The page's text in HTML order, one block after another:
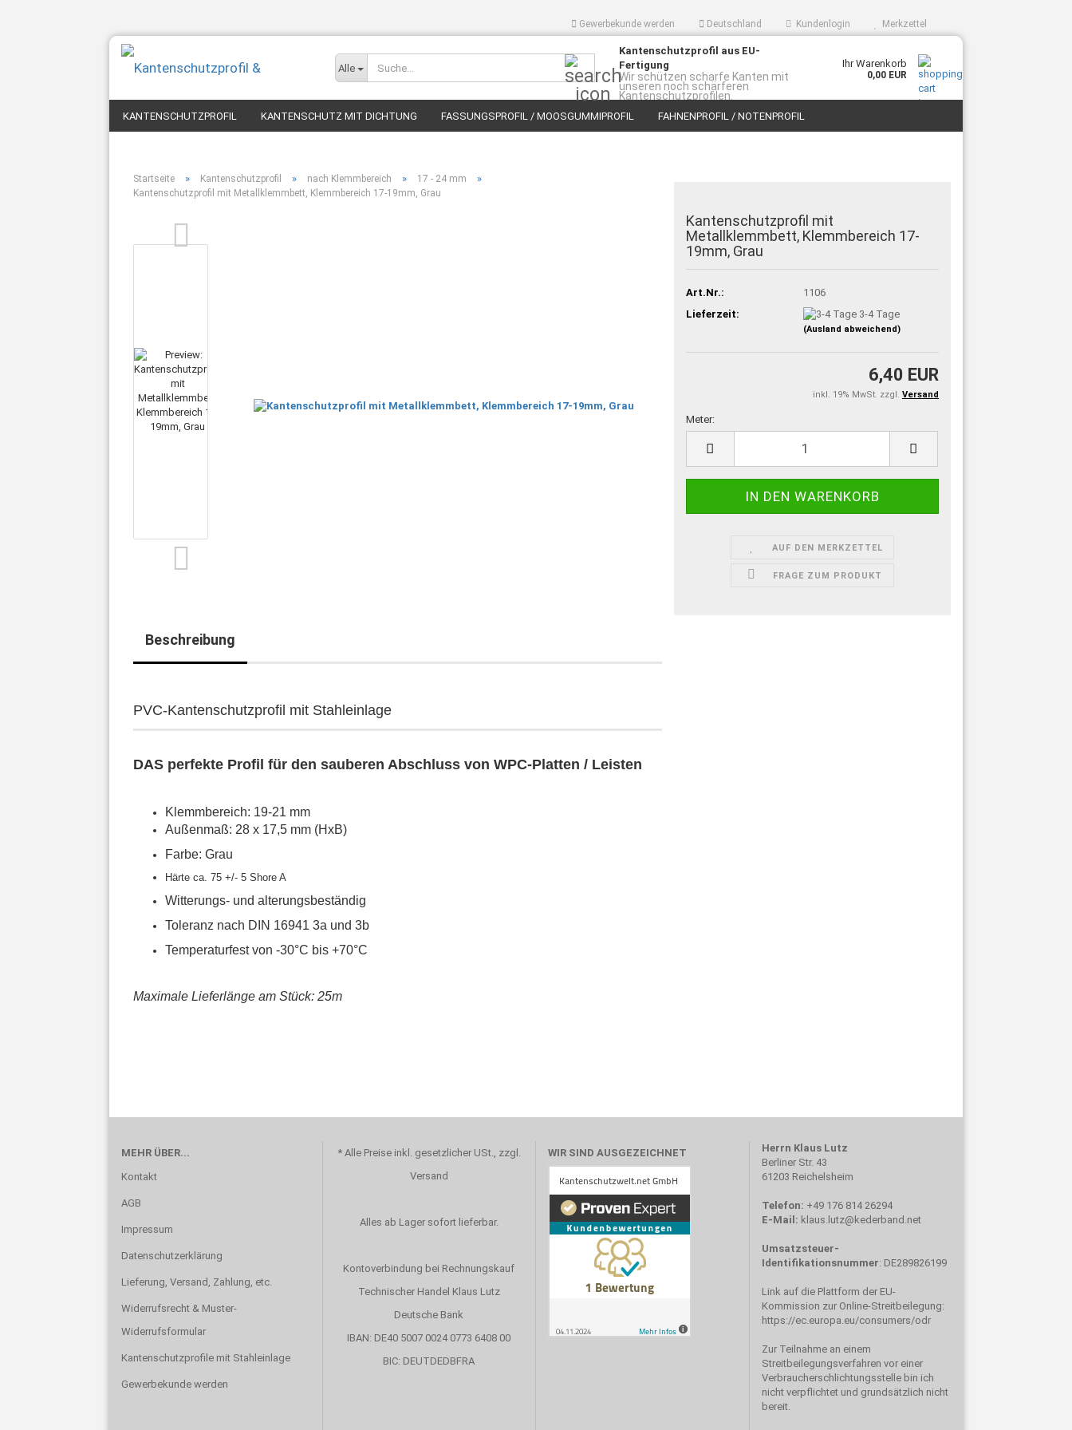
Gewerbekunde werden Deutschland Kundenlogin Merkzettel
Alle
Suche...
Kantenschutzprofil aus EU-
Fertigung
Wir schützen scharfe Kanten mit
unseren noch schärferen
Kantenschutzprofilen.
Ihr Warenkorb
0,00 EUR
KANTENSCHUTZPROFIL KANTENSCHUTZ MIT DICHTUNG FASSUNGSPROFIL / MOOSGUMMIPROFIL FAHNENPROFIL / NOTENPROFIL
Startseite » Kantenschutzprofil » nach Klemmbereich » 17 - 24 mm »
Kantenschutzprofil mit Metallklemmbett, Klemmbereich 17-19mm, Grau
Kantenschutzprofil mit
Metallklemmbett, Klemmbereich 17-
19mm, Grau
Art.Nr.:
1106
Lieferzeit:
3-4 Tage
(Ausland abweichend)
6,40 EUR
inkl. 19% MwSt. zzgl. Versand
Meter:
Meter
AUF DEN MERKZETTEL
FRAGE ZUM PRODUKT
Beschreibung
PVC-Kantenschutzprofil mit Stahleinlage
DAS perfekte Profil für den sauberen Abschluss von WPC-Platten / Leisten
Klemmbereich: 19-21 mm
Außenmaß: 28 x 17,5 mm (HxB)
Farbe: Grau
Härte ca. 75 +/- 5 Shore A
Witterungs- und alterungsbeständig
Toleranz nach DIN 16941 3a und 3b
Temperaturfest von -30°C bis +70°C
Maximale Lieferlänge am Stück: 25m
MEHR ÜBER...
Kontakt
AGB
Impressum
Datenschutzerklärung
Lieferung, Versand, Zahlung, etc.
Widerrufsrecht & Muster-
Widerrufsformular
Kantenschutzprofile mit Stahleinlage
Gewerbekunde werden
*Alle Preise inkl. gesetzlicher USt., zzgl.
Versand
Alles ab Lager sofort lieferbar.
Kontoverbindung bei Rechnungskauf
Technischer Handel Klaus Lutz
Deutsche Bank
IBAN: DE40 5007 0024 0773 6408 00
BIC: DEUTDEDBFRA
WIR SIND AUSGEZEICHNET
Herrn Klaus Lutz
Berliner Str. 43
61203 Reichelsheim
Telefon: +49 176 814 26294
E-Mail: klaus.lutz@kederband.net
Umsatzsteuer-
Identifikationsnummer: DE289826199
Link auf die Plattform der EU-
Kommission zur Online-Streitbeilegung:
https://ec.europa.eu/consumers/odr
Zur Teilnahme an einem
Streitbeilegungsverfahren vor einer
Verbraucherschlichtungsstelle bin ich
nicht verpflichtet und grundsätzlich nicht
bereit.